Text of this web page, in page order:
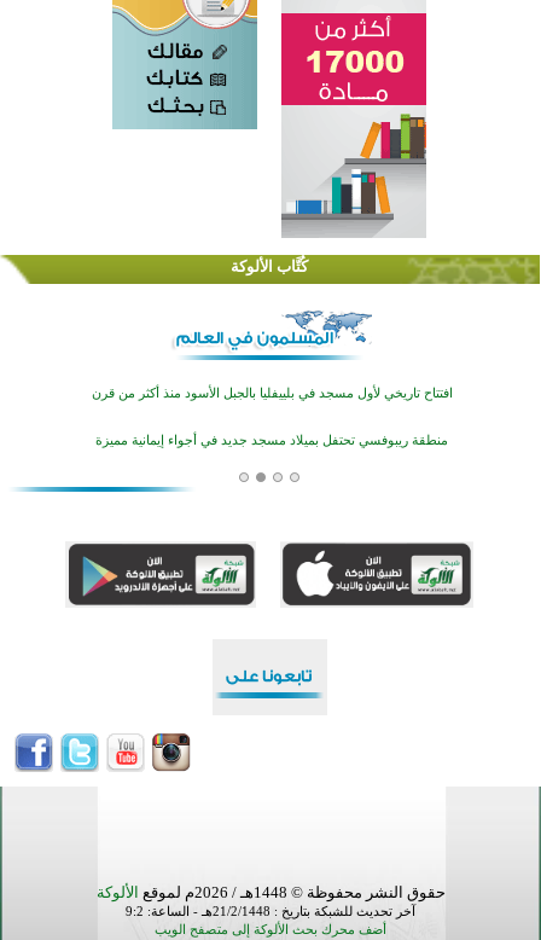
كُتَّاب الألوكة
اختتام الدورة التاسعة لمسابقة حفظ وتلاوة القرآن الكريم في أزناكاييف
تيسليتش تختتم برنامجا تعليميا لتعزيز القيم وبناء الشخصية للشباب المسلمين
اختتام منافسات قرآنية متميزة في بنغلاديش بمشاركة 3000 متسابق
أكبر مشروع إسلامي في ريف أستراليا يفتتح أبوابه بعد سنوات من العمل والعطاء
اختتام الدورة التاسعة لمسابقة حفظ وتلاوة القرآن الكريم في أزناكاييف
حقوق النشر محفوظة © 1448هـ / 2026م لموقع الألوكة
آخر تحديث للشبكة بتاريخ : 21/2/1448هـ - الساعة: 9:2
أضف محرك بحث الألوكة إلى متصفح الويب